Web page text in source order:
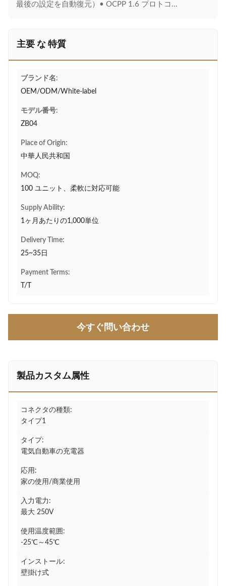
最後の設定を自動復元）• OCPP 1.6 プロトコ...
主要 な 特質
ブランド名:
OEM/ODM/White-label
モデル番号:
ZB04
Place of Origin:
中華人民共和国
MOQ:
100 ユニット、柔軟に対応可能
Supply Ability:
1ヶ月あたりの1,000単位
Delivery Time:
25~35日
Payment Terms:
T/T
今すぐ問い合わせ
製品カスタム属性
コネクタの種類:
タイプ1
タイプ:
電気自動車の充電器
応用:
家の使用/商業使用
入力電力:
最大 250V
使用温度範囲:
-25℃～45℃
インストール:
壁掛け式